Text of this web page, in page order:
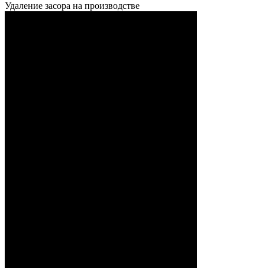
Удаление засора на производстве